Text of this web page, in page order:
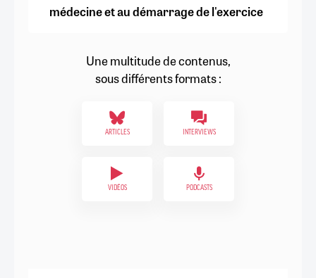
médecine et au démarrage de l'exercice
Une multitude de contenus,
sous différents formats :
ARTICLES INTERVIEWS
VIDÉOS PODCASTS